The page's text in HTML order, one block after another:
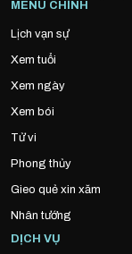
MENU CHÍNH
Lịch vạn sự
Xem tuổi
Xem ngày
Xem bói
Tử vi
Phong thủy
Gieo quẻ xin xăm
Nhân tướng
DỊCH VỤ